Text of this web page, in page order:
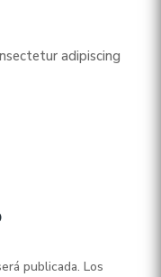
adipiscing
publicada. Los